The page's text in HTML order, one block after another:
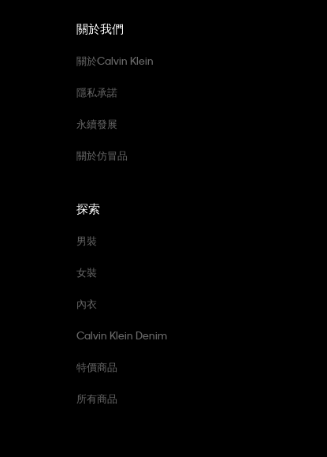
探索
男裝
女裝
內衣
Calvin Klein Denim
特價商品
所有商品
關於我們
關於Calvin Klein
隱私承諾
永續發展
關於仿冒品